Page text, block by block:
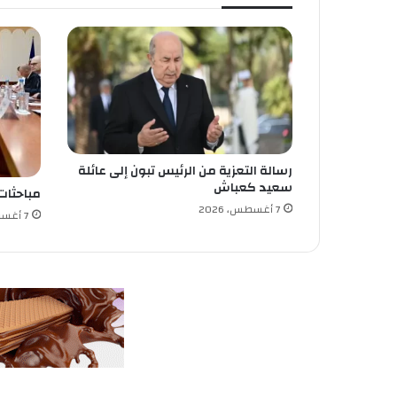
ل
م
ا
ء
رسالة التعزية من الرئيس تبون إلى عائلة
سعيد كعباش
7 أغسطس، 2026 7 أغسطس، 2026